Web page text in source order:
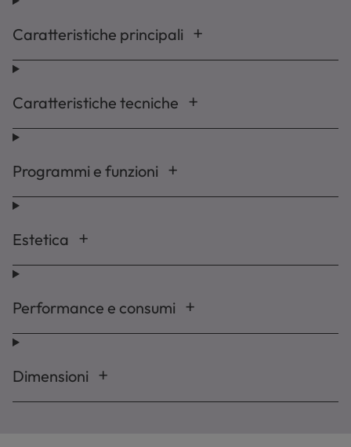
Caratteristiche principali
Caratteristiche tecniche
Programmi e funzioni
Estetica
Performance e consumi
Dimensioni